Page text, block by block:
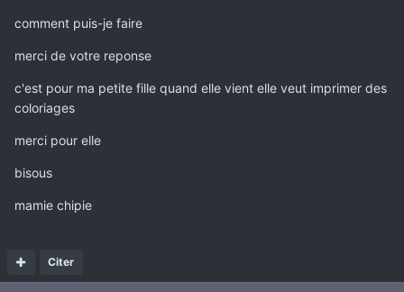
comment puis-je faire
merci de votre reponse
c'est pour ma petite fille quand elle vient elle veut imprimer des
coloriages
merci pour elle
bisous
mamie chipie
Citer